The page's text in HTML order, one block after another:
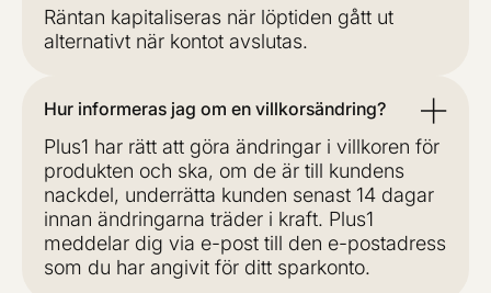
Räntan kapitaliseras när löptiden gått ut
alternativt när kontot avslutas.
Hur informeras jag om en villkorsändring?
Plus1 har rätt att göra ändringar i villkoren för
produkten och ska, om de är till kundens
nackdel, underrätta kunden senast 14 dagar
innan ändringarna träder i kraft. Plus1
meddelar dig via e-post till den e-postadress
som du har angivit för ditt sparkonto.